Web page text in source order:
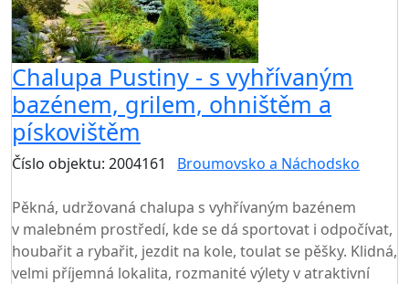
Chalupa Pustiny - s vyhřívaným
bazénem, grilem, ohništěm a
pískovištěm
Číslo objektu: 2004161 Broumovsko a Náchodsko
Pěkná, udržovaná chalupa s vyhřívaným bazénem
v malebném prostředí, kde se dá sportovat i odpočívat,
houbařit a rybařit, jezdit na kole, toulat se pěšky. Klidná,
velmi příjemná lokalita, rozmanité výlety v atraktivní